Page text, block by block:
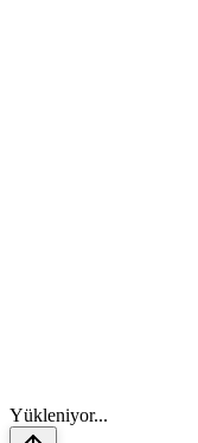
Yükleniyor...